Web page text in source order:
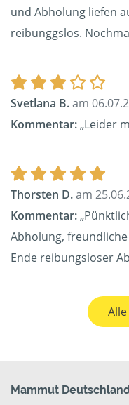
und Abholung liefen
reibunggslos.
Svetlana B.am
Kommentar:„Leider
Thorsten D.am
Kommentar:
Abholung,
Ende reibungsloser
Mammut